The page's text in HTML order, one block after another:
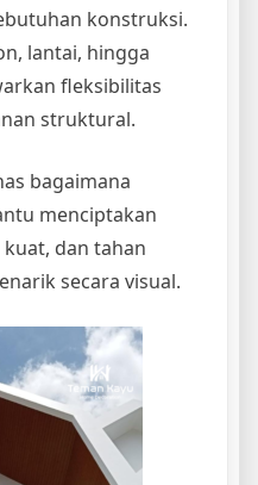
konstruksi.
lantai, hingga
fleksibilitas
struktural.
bagaimana
menciptakan
dan tahan
secara visual.